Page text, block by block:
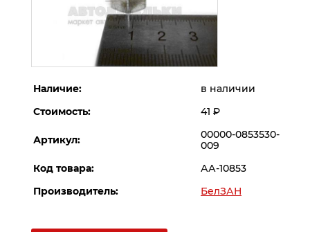
Наличие:
в наличии
Стоимость:
41 Р
Артикул:
00000-0853530-
009
Код товара:
АА-10853
Производитель:
БелЗАН